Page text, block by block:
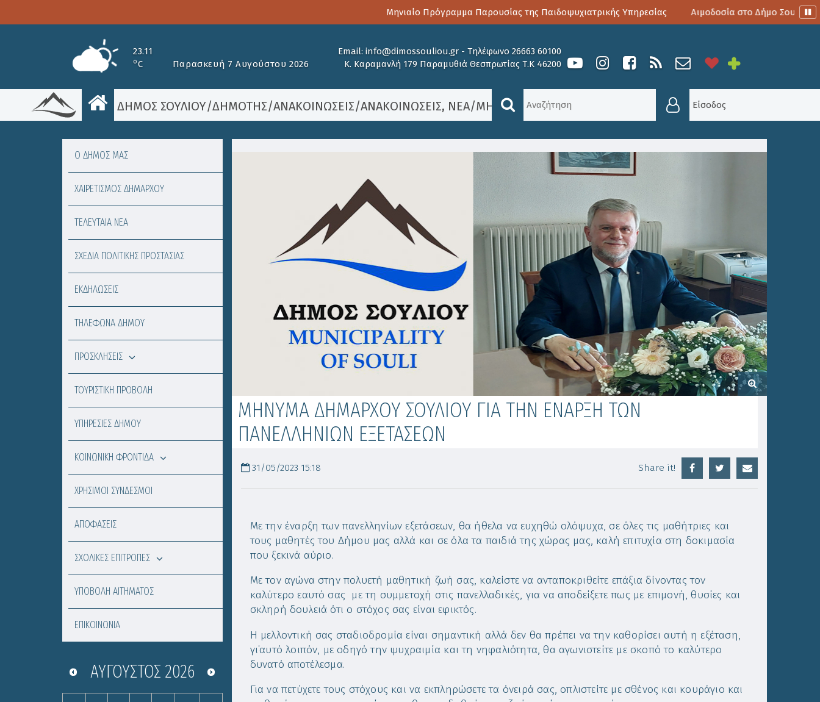
Μηνιαίο Πρόγραμμα Παρουσίας της Παιδοψυχιατρικής Υπηρεσίας Αιμοδοσία στο Δήμο Σουλίου
23.11
oC Παρασκευή 7 Αυγούστου 2026
Email: info@dimossouliou.gr - Τηλέφωνο 26663 60100
Κ. Καραμανλή 179 Παραμυθιά Θεσπρωτίας Τ.Κ 46200
ΔΗΜΟΣ ΣΟΥΛΙΟΥ/ΔΗΜΟΤΗΣ/ΑΝΑΚΟΙΝΏΣΕΙΣ/ΑΝΑΚΟΙΝΏΣΕΙΣ, ΝΈΑ/ΜΗΝΥΜΑ ΔΗΜΑΡΧΟΥ ΣΟΥΛΙΟΥ ΓΙΑ ΤΗΝ ΕΝΑΡΞΗ ΤΩΝ
Είσοδος
ΜΗΝΥΜΑ ΔΗΜΑΡΧΟΥ ΣΟΥΛΙΟΥ ΓΙΑ ΤΗΝ ΕΝΑΡΞΗ ΤΩΝ
ΠΑΝΕΛΛΗΝΙΩΝ ΕΞΕΤΑΣΕΩΝ
31/05/2023 15:18 Share it!
Με την έναρξη των πανελληνίων εξετάσεων, θα ήθελα να ευχηθώ ολόψυχα, σε όλες τις μαθήτριες και
τους μαθητές του Δήμου μας αλλά και σε όλα τα παιδιά της χώρας μας, καλή επιτυχία στη δοκιμασία
που ξεκινά αύριο.
Με τον αγώνα στην πολυετή μαθητική ζωή σας, καλείστε να ανταποκριθείτε επάξια δίνοντας τον
καλύτερο εαυτό σας με τη συμμετοχή στις πανελλαδικές, για να αποδείξετε πως με επιμονή, θυσίες και
σκληρή δουλειά ότι ο στόχος σας είναι εφικτός.
Η μελλοντική σας σταδιοδρομία είναι σημαντική αλλά δεν θα πρέπει να την καθορίσει αυτή η εξέταση,
γι΄αυτό λοιπόν, με οδηγό την ψυχραιμία και τη νηφαλιότητα, θα αγωνιστείτε με σκοπό το καλύτερο
δυνατό αποτέλεσμα.
Για να πετύχετε τους στόχους και να εκπληρώσετε τα όνειρά σας, οπλιστείτε με σθένος και κουράγιο και
Ο ΔΗΜΟΣ ΜΑΣ
ΧΑΙΡΕΤΙΣΜΟΣ ΔΗΜΑΡΧΟΥ
ΤΕΛΕΥΤΑΙΑ ΝΕΑ
ΣΧΕΔΙΑ ΠΟΛΙΤΙΚΗΣ ΠΡΟΣΤΑΣΙΑΣ
ΕΚΔΗΛΩΣΕΙΣ
ΤΗΛΕΦΩΝΑ ΔΗΜΟΥ
ΠΡΟΣΚΛΗΣΕΙΣ
ΤΟΥΡΙΣΤΙΚΗ ΠΡΟΒΟΛΗ
ΥΠΗΡΕΣΙΕΣ ΔΗΜΟΥ
ΚΟΙΝΩΝΙΚΗ ΦΡΟΝΤΙΔΑ
ΧΡΗΣΙΜΟΙ ΣΥΝΔΕΣΜΟΙ
ΑΠΟΦΑΣΕΙΣ
ΣΧΟΛΙΚΕΣ ΕΠΙΤΡΟΠΕΣ
ΥΠΟΒΟΛΗ ΑΙΤΗΜΑΤΟΣ
ΕΠΙΚΟΙΝΩΝΙΑ
ΑΎΓΟΥΣΤΟΣ 2026